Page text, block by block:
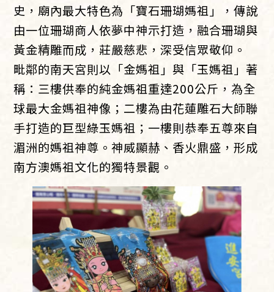
史，廟內最大特色為「寶石珊瑚媽祖」，傳說
由一位珊瑚商人依夢中神示打造，融合珊瑚與
黃金精雕而成，莊嚴慈悲，深受信眾敬仰。
毗鄰的南天宮則以「金媽祖」與「玉媽祖」著
稱：三樓供奉的純金媽祖重達200公斤，為全
球最大金媽祖神像；二樓為由花蓮雕石大師聯
手打造的巨型綠玉媽祖；一樓則恭奉五尊來自
湄洲的媽祖神尊。神威顯赫、香火鼎盛，形成
南方澳媽祖文化的獨特景觀。